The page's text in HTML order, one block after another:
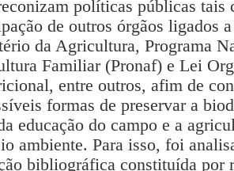
políticas públicas tais
de outros órgãos ligados
da Agricultura, Programa
Familiar (Pronaf) e Lei
entre outros, afim de
formas de preservar a
educação do campo e a
ambiente. Para isso, foi
bibliográfica constituída por